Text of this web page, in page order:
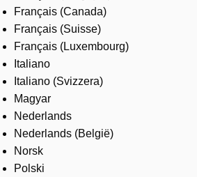
Français (Canada)
Français (Suisse)
Français (Luxembourg)
Italiano
Italiano (Svizzera)
Magyar
Nederlands
Nederlands (België)
Norsk
Polski